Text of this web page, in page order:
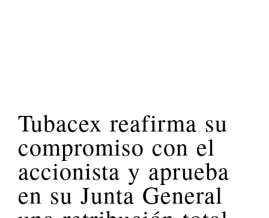
Tubacex reafirma su
compromiso con el
accionista y aprueba
en su Junta General